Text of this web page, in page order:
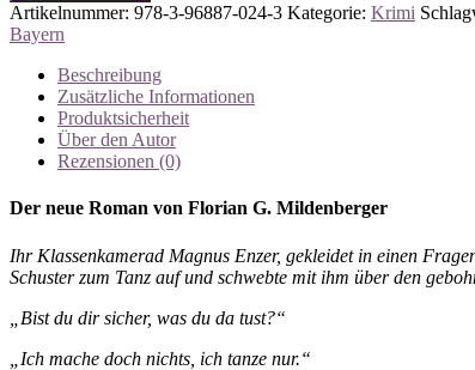
Artikelnummer: 978-3-96887-024-3 Kategorie: Krimi
Bayern
Beschreibung
Zusätzliche Informationen
Produktsicherheit
Über den Autor
Rezensionen (0)
Der neue Roman von Florian G. Mildenberger
Ihr Klassenkamerad Magnus Enzer, gekleidet in einen
Schuster zum Tanz auf und schwebte mit ihm über den
„Bist du dir sicher, was du da tust?“
„Ich mache doch nichts, ich tanze nur.“